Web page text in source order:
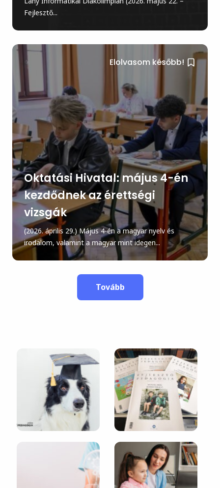
Fejlesztő...
Elolvasom később!
Oktatási Hivatal: május 4-én
kezdődnek az érettségi
vizsgák
(2026. április 29.) Május 4-én a magyar nyelv és
irodalom, valamint a magyar mint idegen...
Tovább